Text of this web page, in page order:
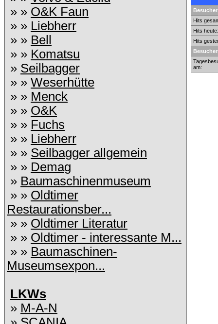
» » O&K Faun
» » Liebherr
» » Bell
» » Komatsu
» Seilbagger
» » Weserhütte
» » Menck
» » O&K
» » Fuchs
» » Liebherr
» » Seilbagger allgemein
» » Demag
» Baumaschinenmuseum
» » Oldtimer
Restaurationsber...
» » Oldtimer Literatur
» » Oldtimer - interessante M...
» » Baumaschinen-
Museumsexpon...
LKWs
» M-A-N
Hits
Hits heute:
Hits
am: